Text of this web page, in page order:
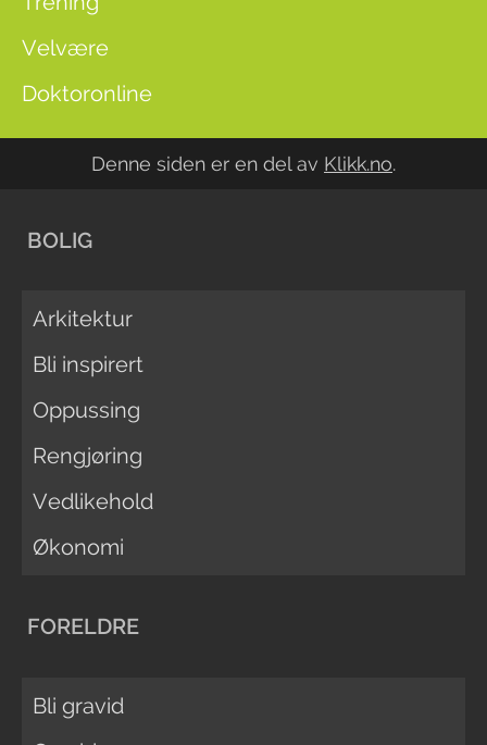
Velvære
Doktoronline
Denne siden er en del av Klikk.no.
BOLIG
Arkitektur
Bli inspirert
Oppussing
Rengjøring
Vedlikehold
Økonomi
FORELDRE
Bli gravid